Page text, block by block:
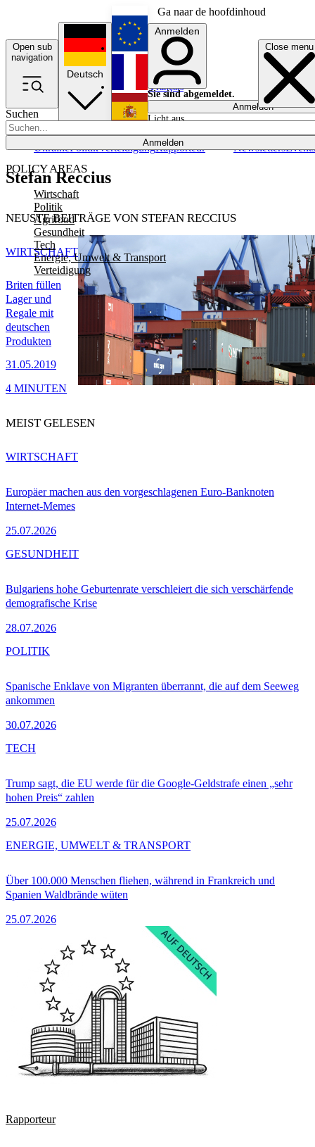
Ga naar de hoofdinhoud
Open sub
navigation
Close menu
Suchen
Anmelden
POLICY AREAS
Wirtschaft
Politik
Agrifood
Gesundheit
Tech
Energie, Umwelt & Transport
Verteidigung
UkrainePolitikVerteidigungRapporteur NewslettersEvents
Deutsch
English
Français
Anmelden
Sie sind abgemeldet.
Anmelden
Licht aus
Stefan Reccius
NEUSTE BEITRÄGE VON STEFAN RECCIUS
Briten füllen
Lager und
Regale mit
deutschen
Produkten
31.05.2019
WIRTSCHAFT
4 MINUTEN
MEIST GELESEN
Europäer machen aus den vorgeschlagenen Euro-Banknoten
Internet-Memes
25.07.2026
WIRTSCHAFT
Bulgariens hohe Geburtenrate verschleiert die sich verschärfende
demografische Krise
28.07.2026
GESUNDHEIT
Spanische Enklave von Migranten überrannt, die auf dem Seeweg
ankommen
30.07.2026
POLITIK
Trump sagt, die EU werde für die Google-Geldstrafe einen „sehr
hohen Preis“ zahlen
25.07.2026
TECH
Über 100.000 Menschen fliehen, während in Frankreich und
Spanien Waldbrände wüten
25.07.2026
ENERGIE, UMWELT & TRANSPORT
Rapporteur